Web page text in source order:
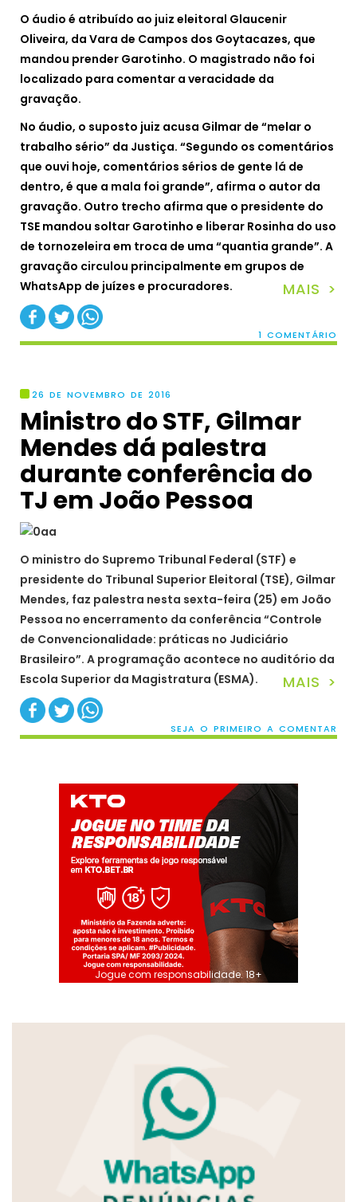
O áudio é atribuído ao juiz eleitoral Glaucenir
Oliveira, da Vara de Campos dos Goytacazes, que
mandou prender Garotinho. O magistrado não foi
localizado para comentar a veracidade da
gravação.
No áudio, o suposto juiz acusa Gilmar de “melar o
trabalho sério” da Justiça. “Segundo os comentários
que ouvi hoje, comentários sérios de gente lá de
dentro, é que a mala foi grande”, afirma o autor da
gravação. Outro trecho afirma que o presidente do
TSE mandou soltar Garotinho e liberar Rosinha do uso
de tornozeleira em troca de uma “quantia grande”. A
gravação circulou principalmente em grupos de
WhatsApp de juízes e procuradores.
MAIS >
1 COMENTÁRIO
26 DE NOVEMBRO DE 2016
Ministro do STF, Gilmar
Mendes dá palestra
durante conferência do
TJ em João Pessoa
O ministro do Supremo Tribunal Federal (STF) e
presidente do Tribunal Superior Eleitoral (TSE), Gilmar
Mendes, faz palestra nesta sexta-feira (25) em João
Pessoa no encerramento da conferência “Controle
de Convencionalidade: práticas no Judiciário
Brasileiro”. A programação acontece no auditório da
Escola Superior da Magistratura (ESMA).
MAIS >
SEJA O PRIMEIRO A COMENTAR
Jogue com responsabilidade. 18+